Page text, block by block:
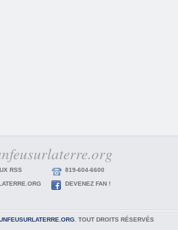
RSS 819-604-6600
DEVENEZ FAN !
. TOUT DROITS RÉSERVÉS